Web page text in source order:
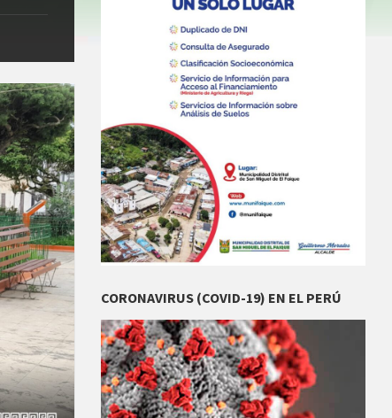
CORONAVIRUS (COVID-19) EN EL PERÚ